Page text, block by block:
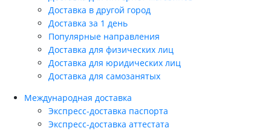
Доставка в другой город
Доставка за 1 день
Популярные направления
Доставка для физических лиц
Доставка для юридических лиц
Доставка для самозанятых
Международная доставка
Экспресс-доставка паспорта
Экспресс-доставка аттестата